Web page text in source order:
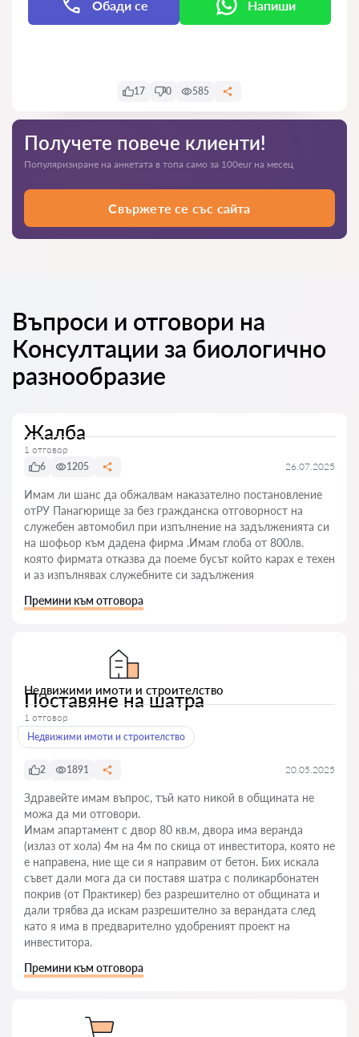
Обади се Напиши
17 0 585
Получете повече клиенти!
Популяризиране на анкетата в топа само за 100eur на месец
Свържете се със сайта
Въпроси и отговори на
Консултации за биологично
разнообразие
Жалба
1 отговор
6
1205 26.07.2025
Имам ли шанс да обжалвам наказателно постановление
отРУ Панагюрище за без гражданска отговорност на
служебен автомобил при изпълнение на задълженията си
на шофьор към дадена фирма .Имам глоба от 800лв.
която фирмата отказва да поеме бусът който карах е техен
и аз изпълнявах служебните си задължения
Премини към отговора
Недвижими имоти и строителство
Поставяне на шатра
1 отговор
Недвижими имоти и строителство
2 1891 20.05.2025
Здравейте имам въпрос, тъй като никой в общината не
можа да ми отговори.
Имам апартамент с двор 80 кв.м, двора има веранда
(излаз от хола) 4м на 4м по скица от инвеститора, която не
е направена, ние ще си я направим от бетон. Бих искала
съвет дали мога да си поставя шатра с поликарбонатен
покрив (от Практикер) без разрешително от общината и
дали трябва да искам разрешително за верандата след
като я има в предварително удобреният проект на
инвеститора.
Премини към отговора